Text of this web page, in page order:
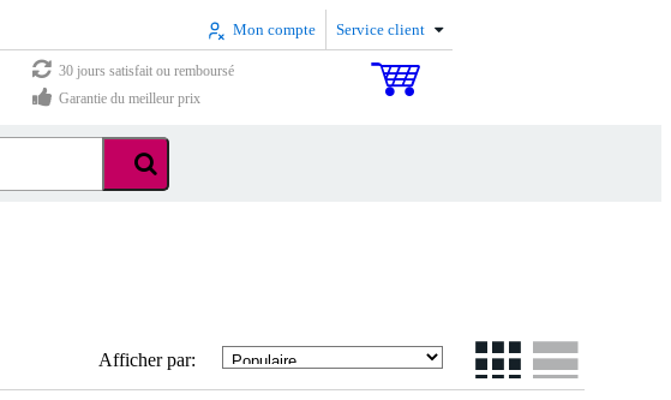
Mon compte Service client
30 jours satisfait ou remboursé
Garantie du meilleur prix
Afficher par: